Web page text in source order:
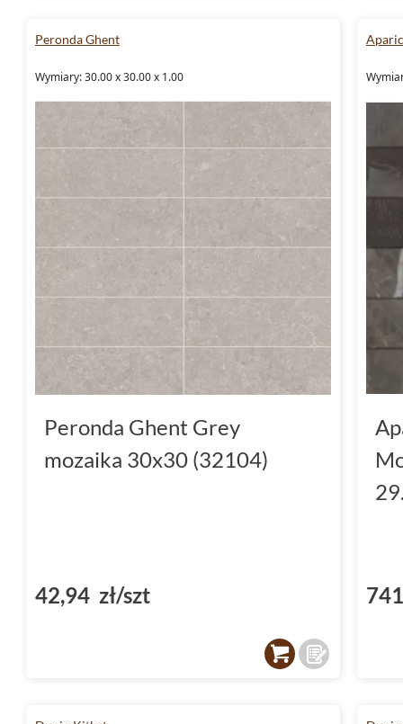
Peronda Ghent
Wymiary: 30.00 x 30.00 x 1.00
Peronda Ghent Grey
mozaika 30x30 (32104)
42,94 zł/szt